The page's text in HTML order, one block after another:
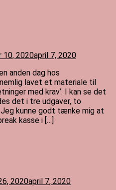
10, 2020april 7, 2020
anden dag hos
lavet et materiale til
med krav’. I kan se det
det i tre udgaver, to
Jeg kunne godt tænke mig at
kasse i […]
2020april 7, 2020